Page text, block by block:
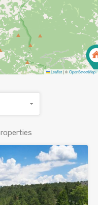
Leaflet|©OpenStreetMap